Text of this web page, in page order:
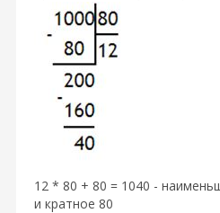
12 * 80 + 80 = 1040 -
и кратное 80